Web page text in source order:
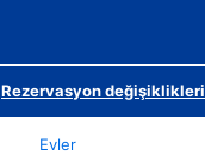
Rezervasyon
Evler